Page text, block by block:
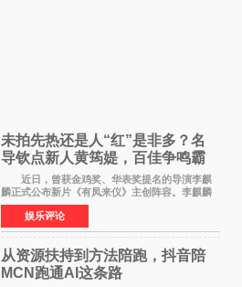
未拍先热还是人“红”是非多？名
导钦点新人黄筠媞，百佳争鸣霸
气回应
近日，曾获金鸡奖、华表奖提名的导演李麒
麟正式公布新片《有凤来仪》主创阵容。李麒麟
早年凭电影《华容道》获得金鸡奖、华表奖提
名，此后长期参与国内外电影制作，其担任制片
人参与的作品亦曾
娱乐评论
从资源扶持到方法陪跑，抖音陪
MCN跑通AI这条路